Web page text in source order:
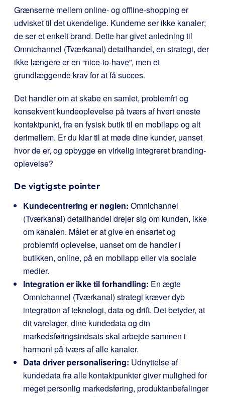
Grænserne mellem online- og offline-shopping er
udvisket til det ukendelige. Kunderne ser ikke kanaler;
de ser et enkelt brand. Dette har givet anledning til
Omnichannel (Tværkanal) detailhandel, en strategi, der
ikke længere er en “nice-to-have”, men et
grundlæggende krav for at få succes.
Det handler om at skabe en samlet, problemfri og
konsekvent kundeoplevelse på tværs af hvert eneste
kontaktpunkt, fra en fysisk butik til en mobilapp og alt
derimellem. Er du klar til at møde dine kunder, uanset
hvor de er, og opbygge en virkelig integreret branding-
oplevelse?
De vigtigste pointer
Kundecentrering er nøglen: Omnichannel
(Tværkanal) detailhandel drejer sig om kunden, ikke
om kanalen. Målet er at give en ensartet og
problemfri oplevelse, uanset om de handler i
butikken, online, på en mobilapp eller via sociale
medier.
Integration er ikke til forhandling: En ægte
Omnichannel (Tværkanal) strategi kræver dyb
integration af teknologi, data og drift. Det betyder, at
dit varelager, dine kundedata og din
markedsføringsindsats skal arbejde sammen i
harmoni på tværs af alle kanaler.
Data driver personalisering: Udnyttelse af
kundedata fra alle kontaktpunkter giver mulighed for
meget personlig markedsføring, produktanbefalinger